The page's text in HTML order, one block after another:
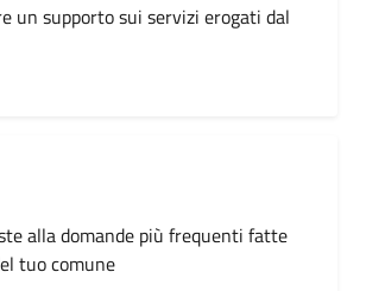
un supporto sui servizi erogati dal
alla domande più frequenti fatte
tuo comune